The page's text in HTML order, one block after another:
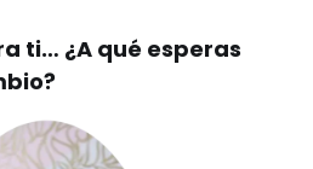
ti… ¿A qué esperas